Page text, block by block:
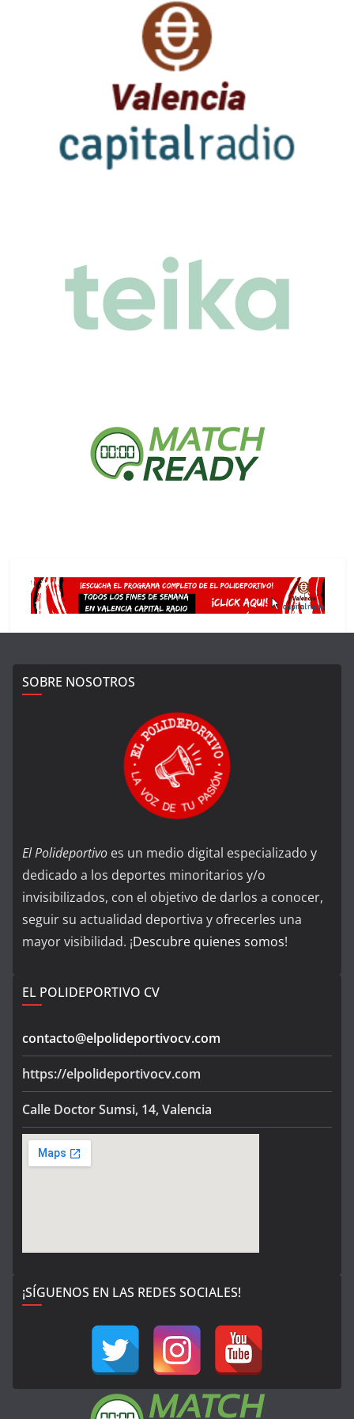
SOBRE NOSOTROS
El Polideportivo es un medio digital especializado y
dedicado a los deportes minoritarios y/o
invisibilizados, con el objetivo de darlos a conocer,
seguir su actualidad deportiva y ofrecerles una
mayor visibilidad. ¡Descubre quienes somos!
EL POLIDEPORTIVO CV
contacto@elpolideportivocv.com
https://elpolideportivocv.com
Calle Doctor Sumsi, 14, Valencia
¡SÍGUENOS EN LAS REDES SOCIALES!